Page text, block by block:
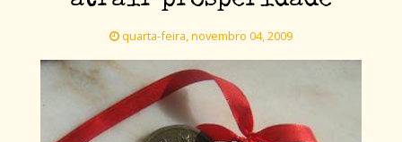
quarta-feira, novembro 04, 2009